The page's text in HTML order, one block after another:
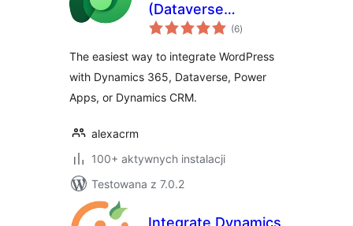
(Dataverse
Integration) (6wszystkich
ocen
)
The easiest way to integrate WordPress
with Dynamics 365, Dataverse, Power
Apps, or Dynamics CRM.
alexacrm
100+ aktywnych instalacji
Testowana z 7.0.2
Integrate Dynamics